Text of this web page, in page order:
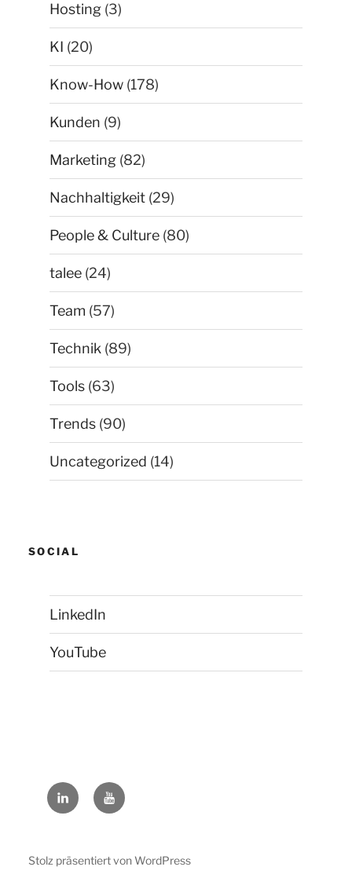
Hosting (3)
KI (20)
Know-How (178)
Kunden (9)
Marketing (82)
Nachhaltigkeit (29)
People & Culture (80)
talee (24)
Team (57)
Technik (89)
Tools (63)
Trends (90)
Uncategorized (14)
SOCIAL
LinkedIn
YouTube
LinkedInYouTube
Stolz präsentiert von WordPress